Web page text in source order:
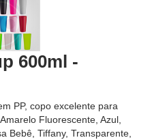
600ml -
PP, copo excelente para
Fluorescente, Azul,
Bebê, Tiffany, Transparente,